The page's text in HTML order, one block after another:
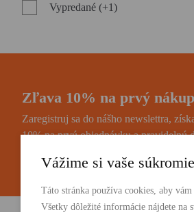
Vypredané (+1)
Zľava 10% na prvý
Zaregistruj sa do nášho newslettra,
10% na prvú objednávku a pravidelnú
Vážime si vaše súkromie
Táto stránka používa cookies, aby
Všetky dôležité informácie nájdete na